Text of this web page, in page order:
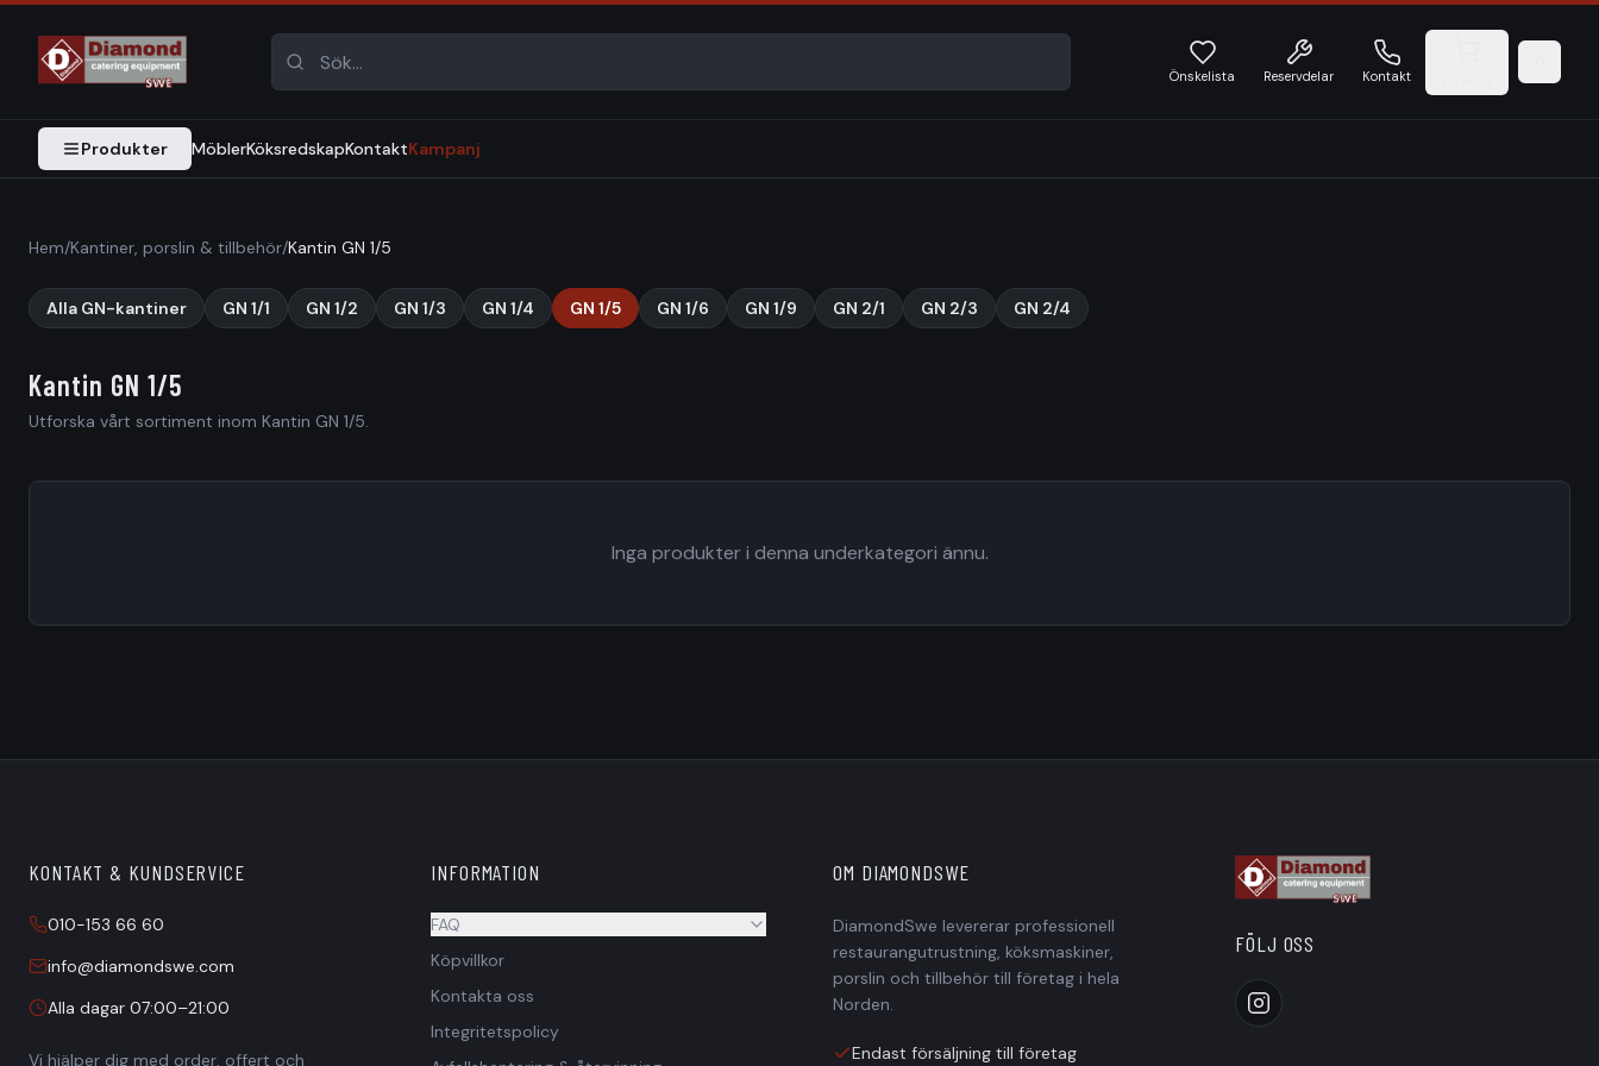
Önskelista Reservdelar Kontakt
Produkter MöblerKöksredskapKontaktKampanj
Hem/Kantiner, porslin & tillbehör/Kantin GN 1/5
Alla GN-kantiner GN 1/1 GN 1/2 GN 1/3 GN 1/4 GN 1/5 GN 1/6 GN 1/9 GN 2/1 GN 2/3 GN 2/4
Kantin GN 1/5
Utforska vårt sortiment inom Kantin GN 1/5.
Inga produkter i denna underkategori ännu.
KONTAKT & KUNDSERVICE
010-153 66 60
info@diamondswe.com
Alla dagar 07:00–21:00
Vi hjälper dig med order, offert och
INFORMATION
FAQ
Säljer ni till privatpersoner?
Ingår frakt i priset?
Köpvillkor
Kontakta oss
Integritetspolicy
OM DIAMONDSWE
DiamondSwe levererar professionell
restaurangutrustning, köksmaskiner,
porslin och tillbehör till företag i hela
Norden.
Endast försäljning till företag
FÖLJ OSS